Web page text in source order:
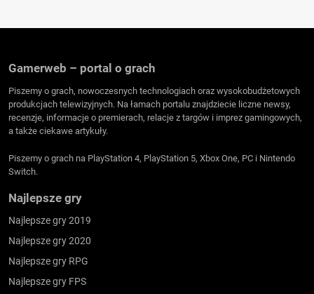
Gamerweb – portal o grach
Piszemy o grach, nowoczesnych technologiach oraz wysokobudżetowych
produkcjach telewizyjnych. Na łamach portalu znajdziecie liczne newsy,
recenzje, informacje o premierach, relacje z targów i imprez gamingowych,
a także ciekawe artykuły.
Piszemy o grach na PlayStation 4, PlayStation 5, Xbox One, PC i Nintendo
Switch.
Najlepsze gry
Najlepsze gry 2019
Najlepsze gry 2020
Najlepsze gry RPG
Najlepsze gry FPS